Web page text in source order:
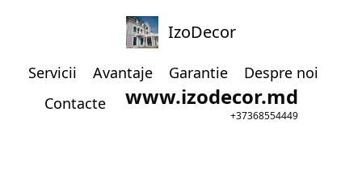
IzoDecor
Servicii Avantaje Garantie
Despre noi
Contacte
www.izodecor.md
+37368554449